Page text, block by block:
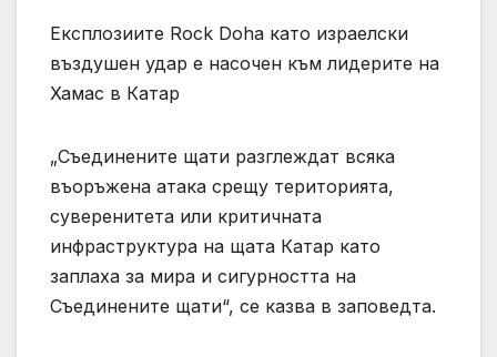
Експлозиите Rock Doha като израелски
въздушен удар е насочен към лидерите на
Хамас в Катар
„Съединените щати разглеждат всяка
въоръжена атака срещу територията,
суверенитета или критичната
инфраструктура на щата Катар като
заплаха за мира и сигурността на
Съединените щати“, се казва в заповедта.